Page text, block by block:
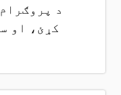
د
کړئ، او